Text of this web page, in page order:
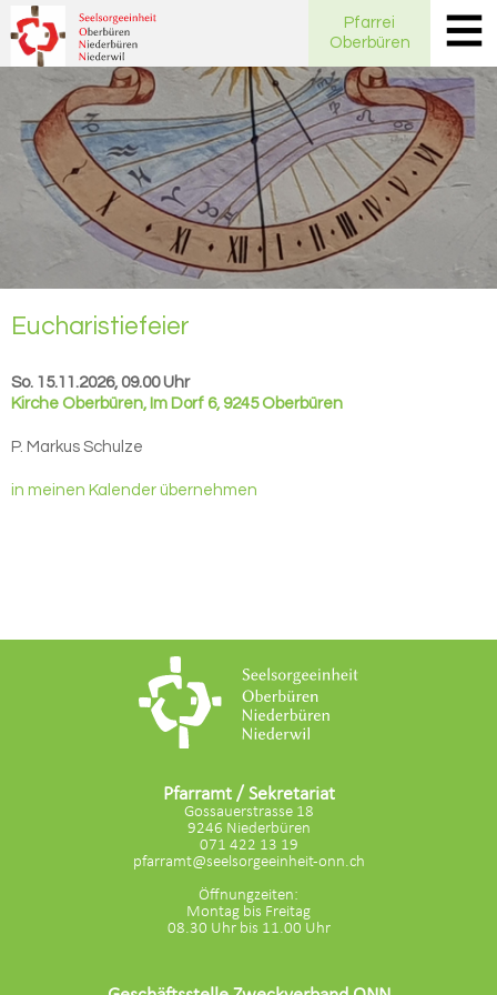
Pfarrei
Oberbüren
Eu­cha­ris­tie­fei­er
So. 15.11.2026, 09.00 Uhr
Kirche Oberbüren, Im Dorf 6, 9245 Oberbüren
P. Markus Schulze
in meinen Kalender übernehmen
Pfarramt / Sekretariat
Gossauerstrasse 18
9246 Niederbüren
071 422 13 19
pfarramt@seelsorgeeinheit-onn.ch
Öffnungzeiten:
Montag bis Freitag
08.30 Uhr bis 11.00 Uhr